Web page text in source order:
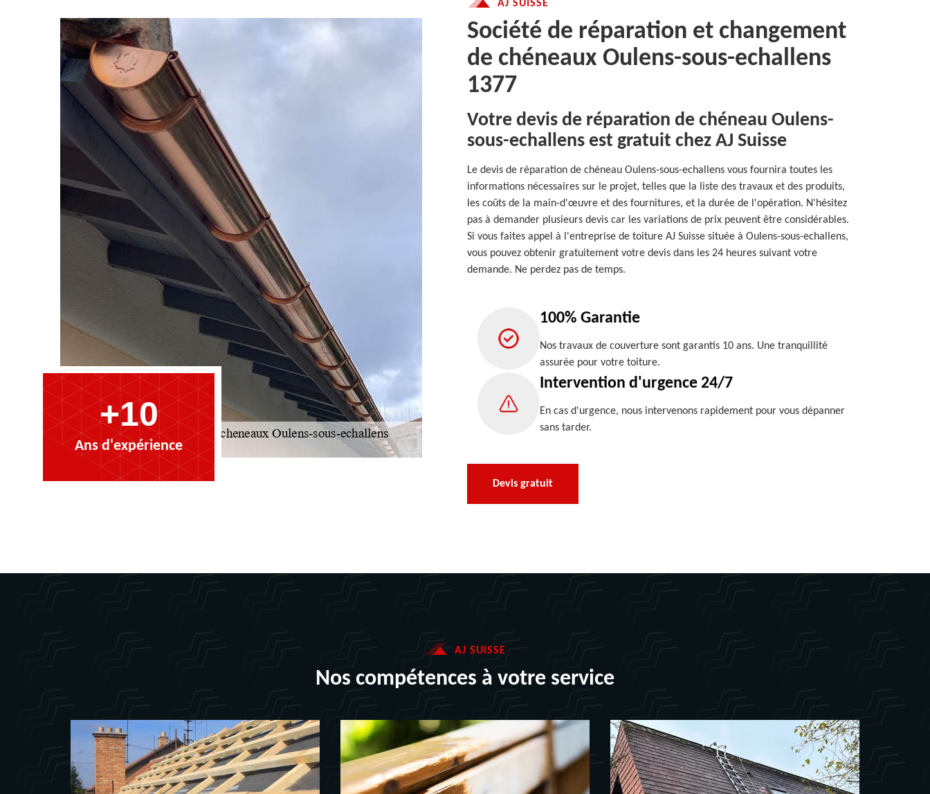
+10
Ans d'expérience
AJ SUISSE
Société de réparation et changement
de chéneaux Oulens-sous-echallens
1377
Votre devis de réparation de chéneau Oulens-
sous-echallens est gratuit chez AJ Suisse
Le devis de réparation de chéneau Oulens-sous-echallens vous fournira toutes les
informations nécessaires sur le projet, telles que la liste des travaux et des produits,
les coûts de la main-d'œuvre et des fournitures, et la durée de l'opération. N'hésitez
pas à demander plusieurs devis car les variations de prix peuvent être considérables.
Si vous faites appel à l'entreprise de toiture AJ Suisse située à Oulens-sous-echallens,
vous pouvez obtenir gratuitement votre devis dans les 24 heures suivant votre
demande. Ne perdez pas de temps.
100% Garantie
Nos travaux de couverture sont garantis 10 ans. Une tranquillité
assurée pour votre toiture.
Intervention d'urgence 24/7
En cas d'urgence, nous intervenons rapidement pour vous dépanner
sans tarder.
Devis gratuit
AJ SUISSE
Nos compétences à votre service